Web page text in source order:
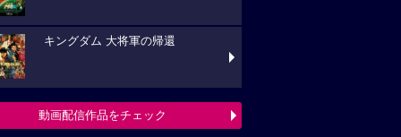
キングダム 大将軍の帰還
動画配信作品をチェック